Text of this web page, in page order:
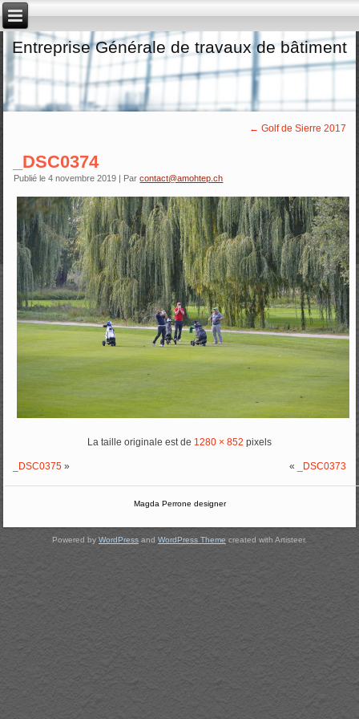
Entreprise Générale de travaux de bâtiment
← Golf de Sierre 2017
_DSC0374
Publié le 4 novembre 2019 | Par contact@amohtep.ch
La taille originale est de 1280 × 852 pixels
_DSC0375 » « _DSC0373
Magda Perrone designer
Powered by WordPress and WordPress Theme created with Artisteer.